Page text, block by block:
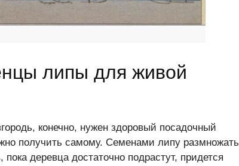
липы для живой
конечно, нужен здоровый посадочный
получить самому. Семенами липу размножать
деревца достаточно подрастут, придется